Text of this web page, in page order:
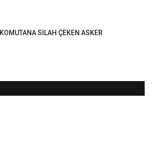
KOMUTANA SİLAH ÇEKEN ASKER